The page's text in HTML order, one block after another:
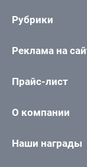
Рубрики
Реклама на
Прайс-лист
О компании
Наши награды